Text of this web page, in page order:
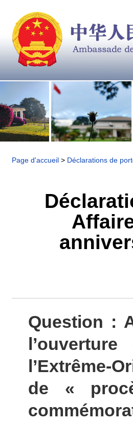
Page d'accueil > Déclarations de
Question :
l’Extrême-
de «